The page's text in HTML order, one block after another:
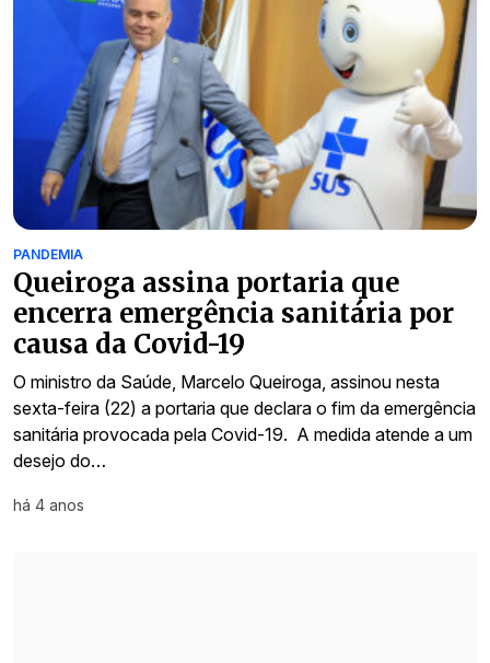
PANDEMIA
Queiroga assina portaria que
encerra emergência sanitária por
causa da Covid-19
O ministro da Saúde, Marcelo Queiroga, assinou nesta
sexta-feira (22) a portaria que declara o fim da emergência
sanitária provocada pela Covid-19. ​ A medida atende a um
desejo do…
há 4 anos